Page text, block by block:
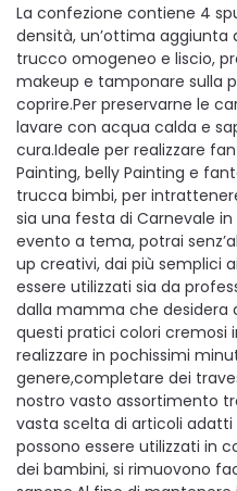
La confezione contiene 4
densità, un’ottima aggiunta
trucco omogeneo e liscio,
makeup e tamponare sulla
coprire.Per preservarne le
lavare con acqua calda e
cura.Ideale per realizzare
Painting, belly Painting e
trucca bimbi, per
sia una festa di Carnevale
evento a tema, potrai
up creativi, dai più semplici
essere utilizzati sia da
dalla mamma che desidera
questi pratici colori
realizzare in pochissimi
genere,completare dei
nostro vasto assortimento
vasta scelta di articoli
possono essere utilizzati in
dei bambini, si rimuovono